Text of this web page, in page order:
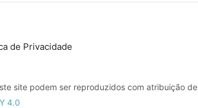
de Privacidade
site podem ser reproduzidos com atribuição de
4.0